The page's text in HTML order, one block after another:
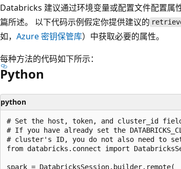
Databricks 建议通过环境变量或配置文件配置属
篇所述。 以下代码示例假定你提供建议的
如， Azure 密钥保管库）中获取必要的属性。
每种方法的代码如下所示：
Python
python
# Set the host, token, and cluster_id
# If you have already set the
# cluster's ID, you do not also need to
from databricks.connect import
spark = DatabricksSession.builder.remote(